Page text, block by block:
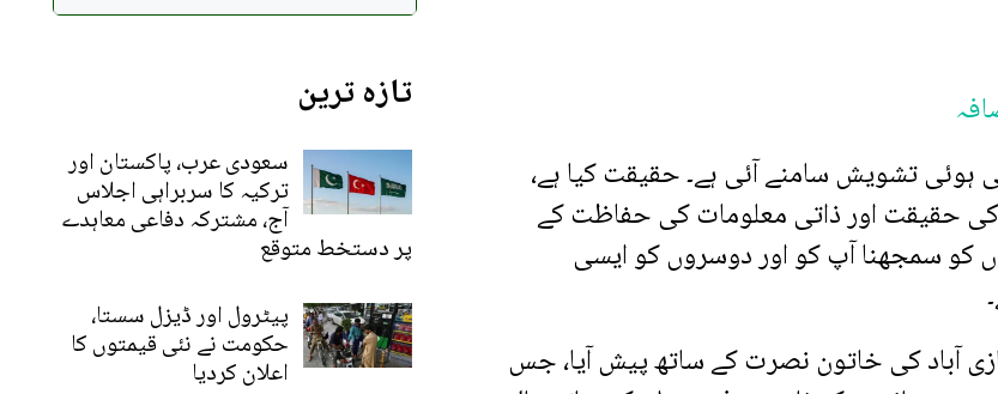
ہوئی تشویش سامنے آئی ہے۔ حقیقت کیا ہے،
کی حقیقت اور ذاتی معلومات کی حفاظت کے
کو سمجھنا آپ کو اور دوسروں کو ایسی
آباد کی خاتون نصرت کے ساتھ پیش آیا، جس
تازہ ترین
سعودی عرب، پاکستان اور
ترکیہ کا سربراہی اجلاس
آج، مشترکہ دفاعی معاہدے
پر دستخط متوقع
پیٹرول اور ڈیزل سستا،
حکومت نے نئی قیمتوں کا
اعلان کردیا